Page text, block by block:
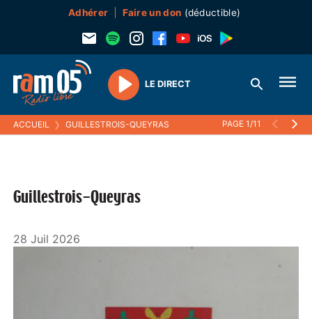
Adhérer Faire un don (déductible)
Play
LE DIRECT
ACCUEIL ❯ GUILLESTROIS-QUEYRAS PAGE 1/11
Guillestrois-Queyras
28 Juil 2026